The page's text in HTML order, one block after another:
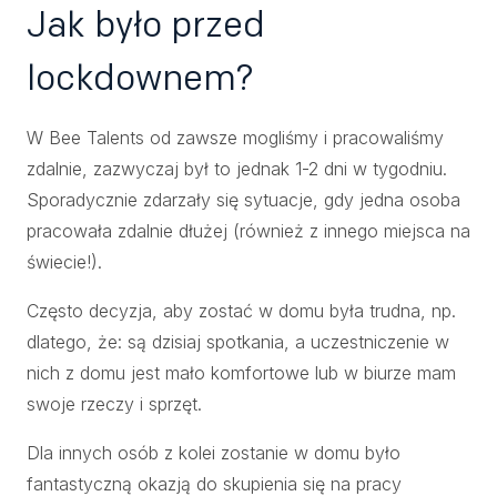
Jak było przed
lockdownem?
W Bee Talents od zawsze mogliśmy i pracowaliśmy
zdalnie, zazwyczaj był to jednak 1-2 dni w tygodniu.
Sporadycznie zdarzały się sytuacje, gdy jedna osoba
pracowała zdalnie dłużej (również z innego miejsca na
świecie!).
Często decyzja, aby zostać w domu była trudna, np.
dlatego, że: są dzisiaj spotkania, a uczestniczenie w
nich z domu jest mało komfortowe lub w biurze mam
swoje rzeczy i sprzęt.
Dla innych osób z kolei zostanie w domu było
fantastyczną okazją do skupienia się na pracy